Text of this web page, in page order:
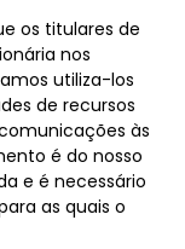
os titulares de
nos
utiliza-los
de recursos
às
é do nosso
e é necessário
as quais o